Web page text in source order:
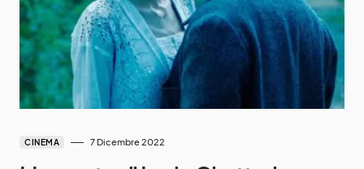
CINEMA 7 Dicembre 2022